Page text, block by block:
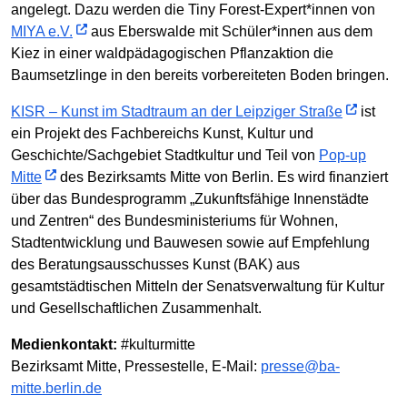
angelegt. Dazu werden die Tiny Forest-Expert*innen von
MIYA e.V.
aus Eberswalde mit Schüler*innen aus dem
Kiez in einer waldpädagogischen Pflanzaktion die
Baumsetzlinge in den bereits vorbereiteten Boden bringen.
KISR – Kunst im Stadtraum an der Leipziger Straße
ist
ein Projekt des Fachbereichs Kunst, Kultur und
Geschichte/Sachgebiet Stadtkultur und Teil von Pop-up
Mitte
des Bezirksamts Mitte von Berlin. Es wird finanziert
über das Bundesprogramm „Zukunftsfähige Innenstädte
und Zentren“ des Bundesministeriums für Wohnen,
Stadtentwicklung und Bauwesen sowie auf Empfehlung
des Beratungsausschusses Kunst (BAK) aus
gesamtstädtischen Mitteln der Senatsverwaltung für Kultur
und Gesellschaftlichen Zusammenhalt.
Medienkontakt: #kulturmitte
Bezirksamt Mitte, Pressestelle, E-Mail: presse@ba-
mitte.berlin.de